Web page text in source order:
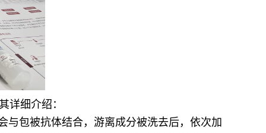
详细介绍：
与包被抗体结合，游离成分被洗去后，依次加